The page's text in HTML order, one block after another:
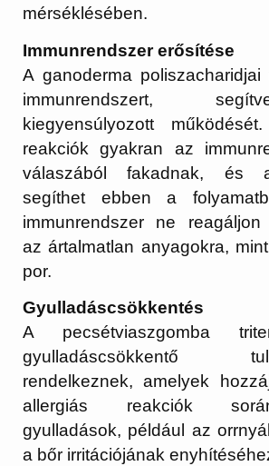
mérséklésében.
Immunrendszer erősítése
A ganoderma poliszacharidjai
immunrendszert,
kiegyensúlyozott
reakciók gyakran az
válaszából fakadnak, és
segíthet ebben a
immunrendszer ne reagáljon
az ártalmatlan anyagokra,
por.
Gyulladáscsökkentés
A pecsétviaszgomba
gyulladáscsökkentő
rendelkeznek, amelyek
allergiás reakciók
gyulladások, például az
a bőr irritációjának